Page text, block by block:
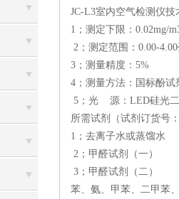
JC-L3室内空气检测仪技
1；测定下限：0.02mg/
2；测定范围：0.00-
3；测量精度：5%
4；测量方法：国标
5；光 源：LED
所需试剂（试剂订货号
1；去离子水或蒸
2；甲醛试剂
3；甲醛试剂（二）
苯、氨、甲苯、二甲苯